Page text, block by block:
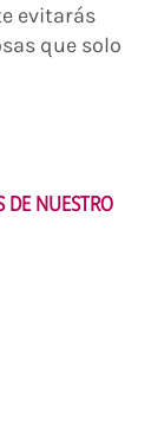
evitarás
que solo
DE NUESTRO